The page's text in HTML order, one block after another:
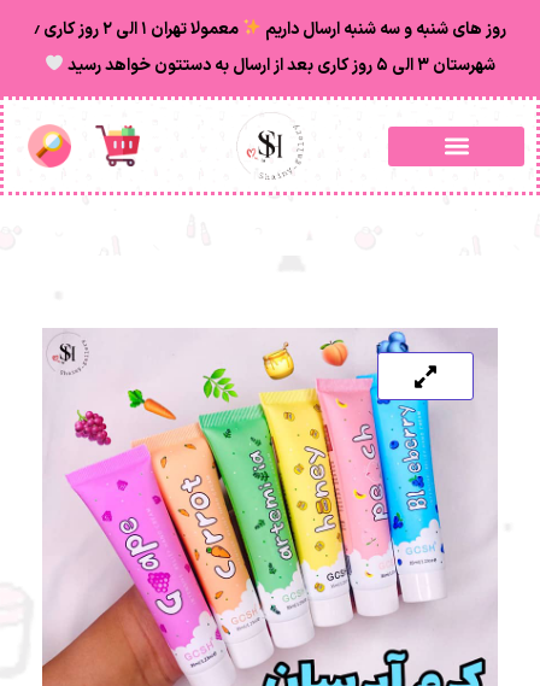
روز های شنبه و سه شنبه ارسال داریم
معمولا تهران ۱ الی ۲ روز‌ کاری ٫
شهرستان ۳ الی ۵ روز کاری بعد از ارسال به دستتون خواهد رسید